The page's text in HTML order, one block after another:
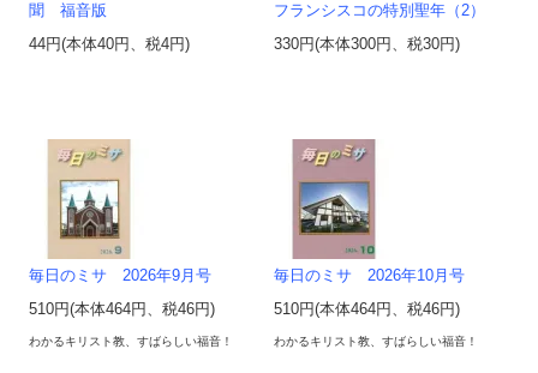
聞 福音版
44円(本体40円、税4円)
フランシスコの特別聖年（2）
330円(本体300円、税30円)
毎日のミサ 2026年9月号
510円(本体464円、税46円)
わかるキリスト教、すばらしい福音！
毎日のミサ 2026年10月号
510円(本体464円、税46円)
わかるキリスト教、すばらしい福音！